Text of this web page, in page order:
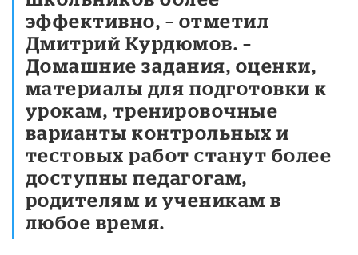
эффективно, – отметил
Дмитрий Курдюмов. –
Домашние задания, оценки,
материалы для подготовки к
урокам, тренировочные
варианты контрольных и
тестовых работ станут более
доступны педагогам,
родителям и ученикам в
любое время.